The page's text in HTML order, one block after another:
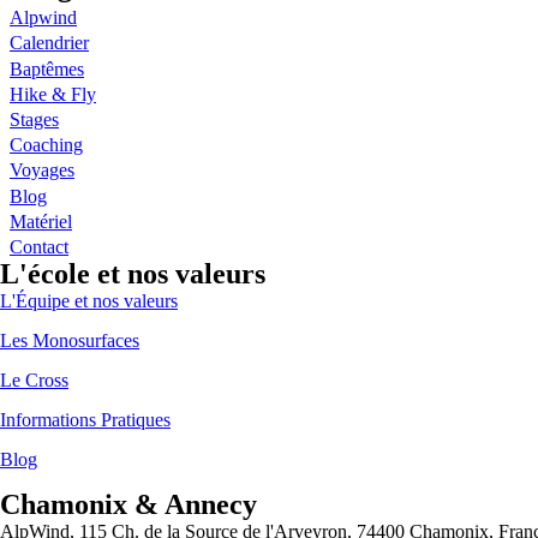
Alpwind
Calendrier
Baptêmes
Hike & Fly
Stages
Coaching
Voyages
Blog
Matériel
Contact
L'école et nos valeurs
L'Équipe et nos valeurs
Les Monosurfaces
Le Cross
Informations Pratiques
Blog
Chamonix & Annecy
AlpWind, 115 Ch. de la Source de l'Arveyron, 74400 Chamonix,